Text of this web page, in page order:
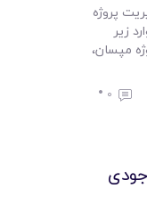
پروژه
زیر
مپسان،
0